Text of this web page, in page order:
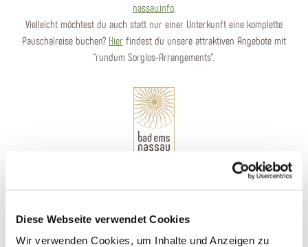
Diese Webseite verwendet Cookies
Wir verwenden Cookies, um Inhalte und Anzeigen zu
nassau.info
Vielleicht möchtest du auch statt nur einer Unterkunft eine komplette
Pauschalreise buchen? Hier findest du unsere attraktiven Angebote mit
"rundum Sorglos-Arrangements".